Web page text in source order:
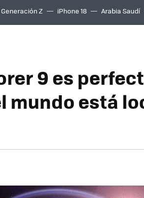
Generación Z iPhone 18 Arabia Saudí
9 es
mundo está